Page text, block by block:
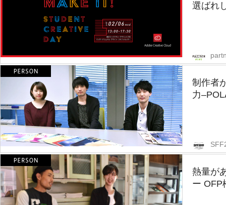
選ばれ
制作者
力
熱量が
ー OFP